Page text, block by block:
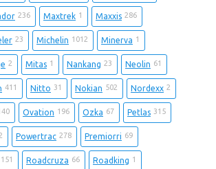
236 Maxtrek 1 Maxxis 286
23 Michelin 1012 Minerva 1
2 Mitas 1 Nankang 23 Neolin 61
411 Nitto 31 Nokian 502 Nordexx 2
Ovation 196 Ozka 67 Petlas 315
Powertrac 278 Premiorri 69
151 Roadcruza 66 Roadking 1